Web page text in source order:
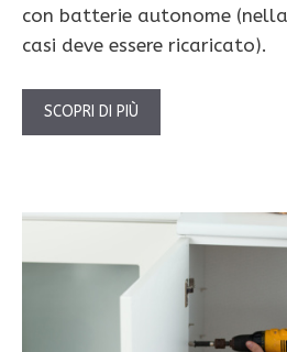
con batterie autonome
casi deve essere ricaricato).
SCOPRI DI PIÙ